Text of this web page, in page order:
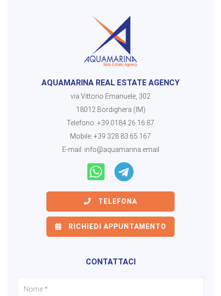
AQUAMARINA REAL ESTATE AGENCY
via Vittorio Emanuele, 302
18012 Bordighera (IM)
Telefono: +39 0184 26.16.87
Mobile: +39 328 83.65.167
E-mail: info@aquamarina.email
TELEFONA
RICHIEDI APPUNTAMENTO
CONTATTACI